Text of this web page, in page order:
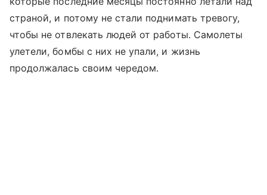
страной, и потому не стали поднимать тревогу,
чтобы не отвлекать людей от работы. Самолеты
улетели, бомбы с них не упали, и жизнь
продолжалась своим чередом.